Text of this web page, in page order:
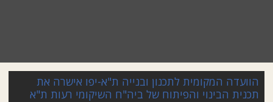
הוועדה המקומית לתכנון ובנייה ת"א-יפו אישרה את
תכנית הבינוי והפיתוח של ביה"ח השיקומי רעות ת"א